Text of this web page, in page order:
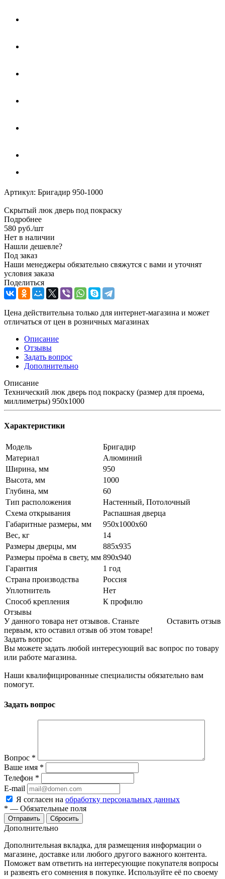
Артикул: Бригадир 950-1000
Скрытый люк дверь под покраску
Подробнее
580 руб./шт
Нет в наличии
Нашли дешевле?
Под заказ
Наши менеджеры обязательно свяжутся с вами и уточнят
условия заказа
Поделиться
Цена действительна только для интернет-магазина и может
отличаться от цен в розничных магазинах
Описание
Отзывы
Задать вопрос
Дополнительно
Описание
Технический люк дверь под покраску (размер для проема,
миллиметры) 950x1000
Характеристики
Модель
Бригадир
Материал
Алюминий
Ширина, мм
950
Высота, мм
1000
Глубина, мм
60
Тип расположения
Настенный, Потолочный
Схема открывания
Распашная дверца
Габаритные размеры, мм
950х1000х60
Вес, кг
14
Размеры дверцы, мм
885х935
Размеры проёма в свету, мм 890х940
Гарантия
1 год
Страна производства
Россия
Уплотнитель
Нет
Способ крепления
К профилю
Отзывы
Оставить отзыв
У данного товара нет отзывов. Станьте
первым, кто оставил отзыв об этом товаре!
Задать вопрос
Вы можете задать любой интересующий вас вопрос по товару
или работе магазина.
Наши квалифицированные специалисты обязательно вам
помогут.
Задать вопрос
Вопрос *
Ваше имя *
Телефон *
E-mail
Я согласен на обработку персональных данных
* — Обязательные поля
Сбросить
Дополнительно
Дополнительная вкладка, для размещения информации о
магазине, доставке или любого другого важного контента.
Поможет вам ответить на интересующие покупателя вопросы
и развеять его сомнения в покупке. Используйте её по своему